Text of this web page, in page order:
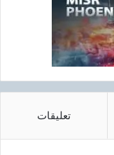
تعليقات